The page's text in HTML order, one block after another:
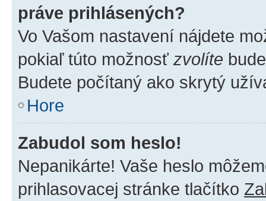
práve prihlásených?
Vo Vašom nastavení nájdete
pokiaľ túto možnosť zvolíte
Budete počítaný ako skrytý
Hore
Zabudol som heslo!
Nepanikárte! Vaše heslo
prihlasovacej stránke tlačítko